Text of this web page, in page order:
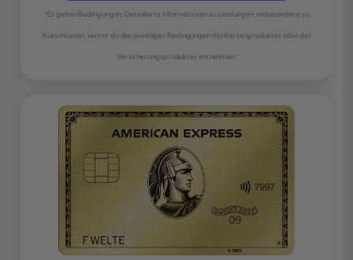
*Es gelten Bedingungen. Detaillierte Informationen zu Leistungen, insbesondere zu
Ausschlüssen, kannst du den jeweiligen Bedingungen des Kartenproduktes oder des
Versicherungsproduktes entnehmen.